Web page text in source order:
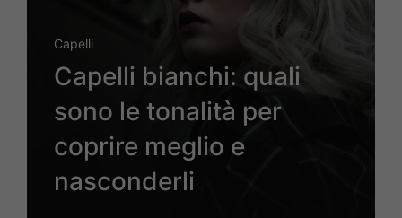
Capelli
Capelli bianchi: quali
sono le tonalità per
coprire meglio e
nasconderli